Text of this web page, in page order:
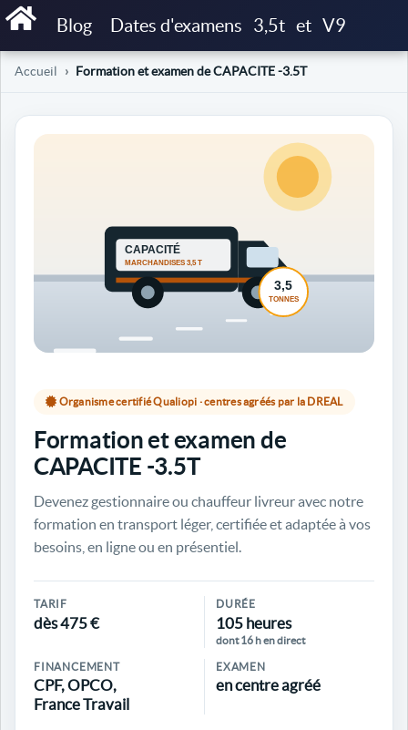
Blog Dates d'examens 3,5t et V9
Accueil Formation et examen de CAPACITE -3.5T
Organisme certifié Qualiopi · centres agréés par la DREAL
Formation et examen de
CAPACITE -3.5T
Devenez gestionnaire ou chauffeur livreur avec notre
formation en transport léger, certifiée et adaptée à vos
besoins, en ligne ou en présentiel.
TARIF
dès 475 €
DURÉE
105 heures
dont 16 h en direct
FINANCEMENT
CPF, OPCO,
France Travail
EXAMEN
en centre agréé